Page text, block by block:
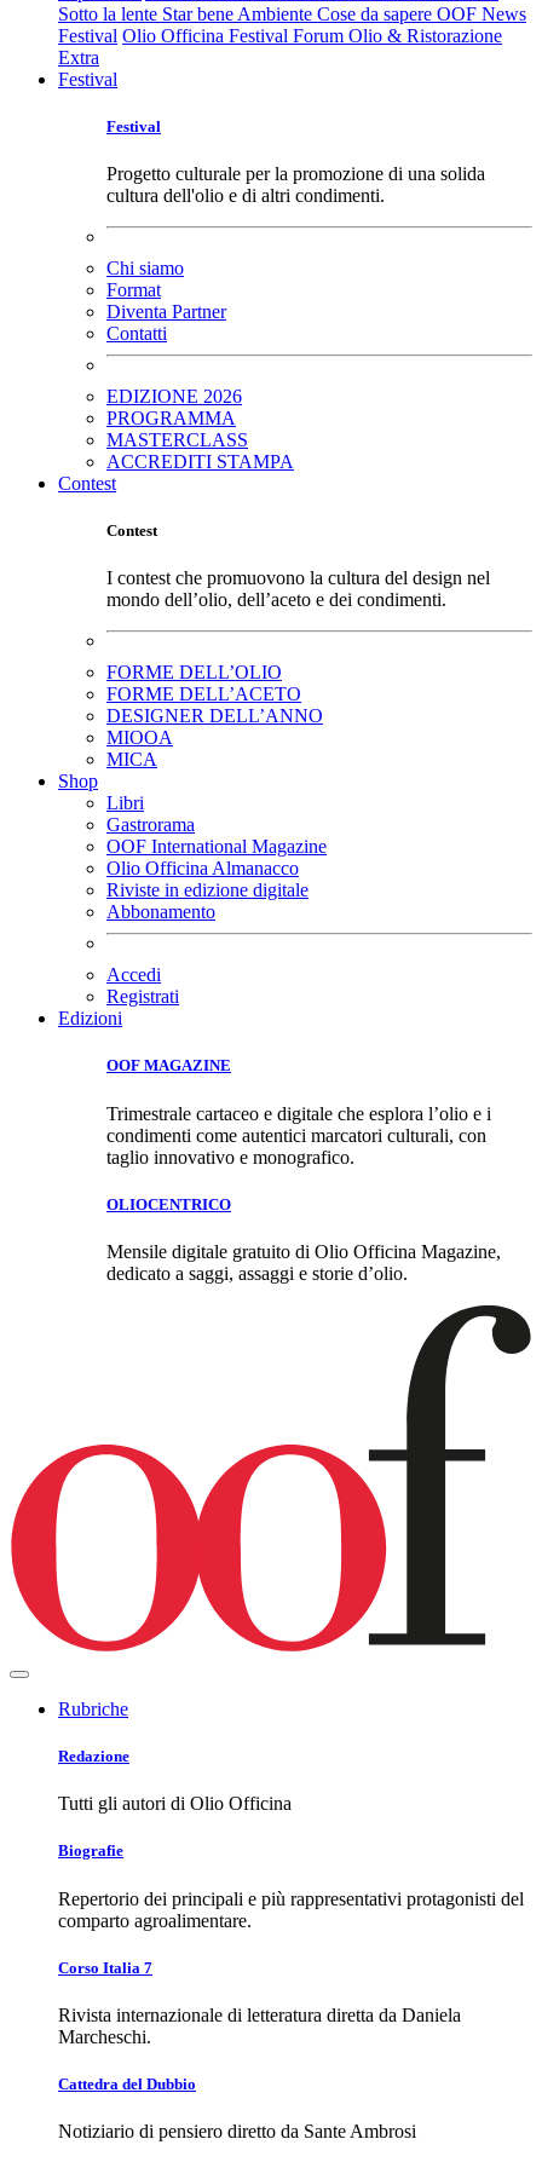
Sotto la lente Star bene Ambiente Cose da sapere OOF News
Festival Olio Officina Festival Forum Olio & Ristorazione
Extra
Festival
Festival
Progetto culturale per la promozione di una solida
cultura dell'olio e di altri condimenti.
Chi siamo
Format
Diventa Partner
Contatti
EDIZIONE 2026
PROGRAMMA
MASTERCLASS
ACCREDITI STAMPA
Contest
Contest
I contest che promuovono la cultura del design nel
mondo dell’olio, dell’aceto e dei condimenti.
FORME DELL’OLIO
FORME DELL’ACETO
DESIGNER DELL’ANNO
MIOOA
MICA
Shop
Libri
Gastrorama
OOF International Magazine
Olio Officina Almanacco
Riviste in edizione digitale
Abbonamento
Accedi
Registrati
Edizioni
OOF MAGAZINE
Trimestrale cartaceo e digitale che esplora l’olio e i
condimenti come autentici marcatori culturali, con
taglio innovativo e monografico.
OLIOCENTRICO
Mensile digitale gratuito di Olio Officina Magazine,
dedicato a saggi, assaggi e storie d’olio.
Rubriche
Redazione
Tutti gli autori di Olio Officina
Biografie
Repertorio dei principali e più rappresentativi protagonisti del
comparto agroalimentare.
Corso Italia 7
Rivista internazionale di letteratura diretta da Daniela
Marcheschi.
Cattedra del Dubbio
Notiziario di pensiero diretto da Sante Ambrosi